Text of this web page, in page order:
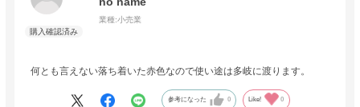
業種:小売業
何とも言えない落ち着いた赤色なので使い途は多岐に渡ります。
参考になった 0 Like! 0